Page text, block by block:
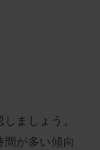
ましょう。
が多い傾向